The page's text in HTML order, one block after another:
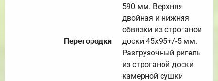
Перегородки
590 мм. Верхняя
двойная и нижняя
обвязки из строганой
доски 45х95+/-5 мм.
Разгрузочный ригель
из строганой доски
камерной сушки